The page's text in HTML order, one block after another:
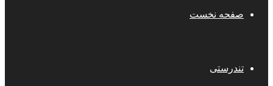
صفحه نخست
تندرستی